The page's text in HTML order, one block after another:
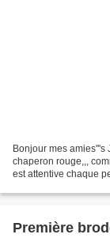
Bonjour mes amies'''s
chaperon rouge,,,
est attentive chaque
Première